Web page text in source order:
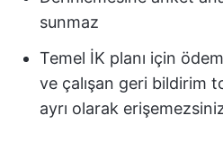
sunmaz
Temel İK planı için
ve çalışan geri bildirim
ayrı olarak